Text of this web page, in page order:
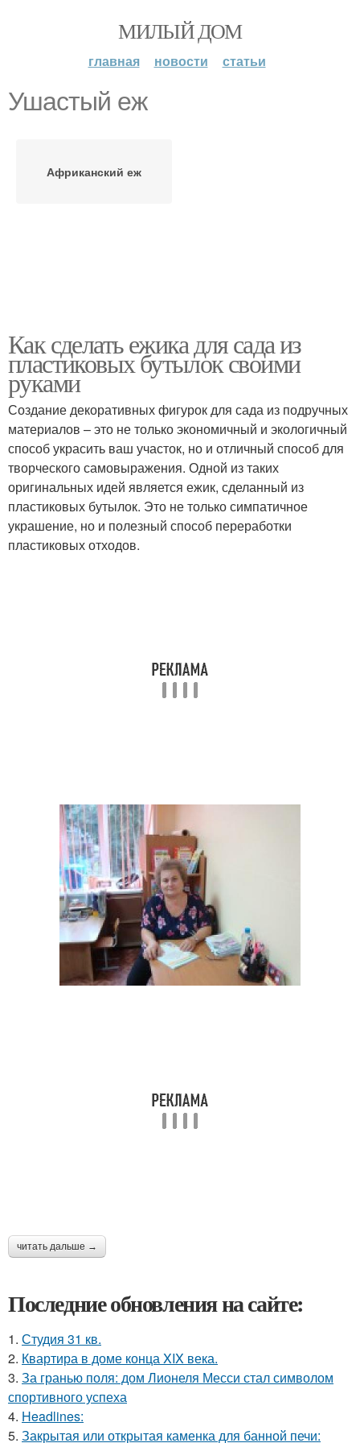
МИЛЫЙ ДОМ
главная новости статьи
Ушастый еж
Африканский еж
Как сделать ежика для сада из
пластиковых бутылок своими
руками
Создание декоративных фигурок для сада из подручных
материалов – это не только экономичный и экологичный
способ украсить ваш участок, но и отличный способ для
творческого самовыражения. Одной из таких
оригинальных идей является ежик, сделанный из
пластиковых бутылок. Это не только симпатичное
украшение, но и полезный способ переработки
пластиковых отходов.
читать дальше →
Последние обновления на сайте:
1. Студия 31 кв.
2. Квартира в доме конца XIX века.
3. За гранью поля: дом Лионеля Месси стал символом
спортивного успеха
4. Headlines:
5. Закрытая или открытая каменка для банной печи: